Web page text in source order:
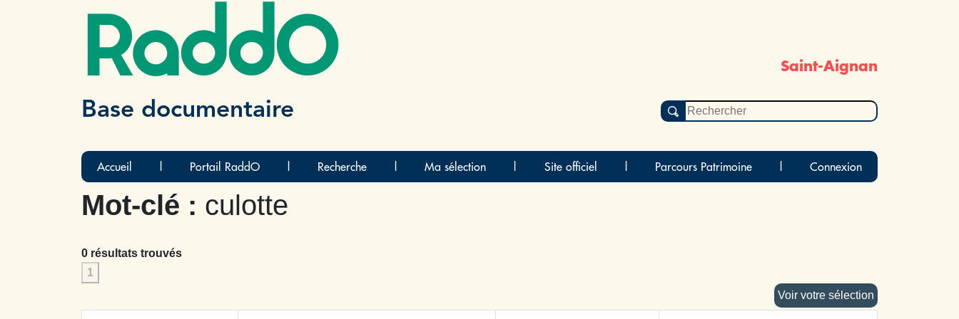
RaddO Saint-Aignan
Base documentaire
Accueil Portail RaddO Recherche Ma sélection Site officiel Parcours Patrimoine Connexion
Mot-clé : culotte
0 résultats trouvés
1
Voir votre sélection